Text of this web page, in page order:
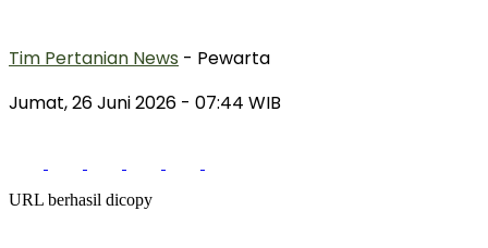
Tim Pertanian News - Pewarta
Jumat, 26 Juni 2026 - 07:44 WIB
URL berhasil dicopy